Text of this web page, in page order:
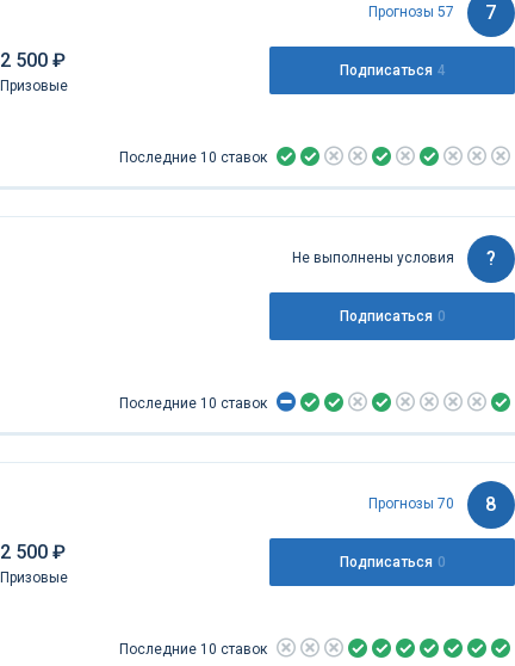
Прогнозы 57 7
2 500 ₽
Призовые
Подписаться 4
Последние 10 ставок
Не выполнены условия ?
Подписаться 0
Последние 10 ставок
Прогнозы 70 8
2 500 ₽
Призовые
Подписаться 0
Последние 10 ставок